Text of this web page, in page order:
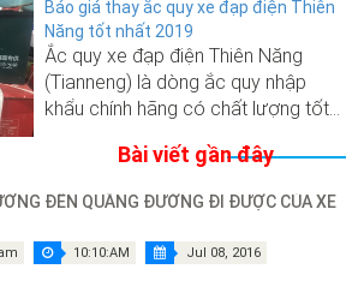
Báo giá thay ắc quy xe đạp điện Thiên
Năng tốt nhất 2019
Ắc quy xe đạp điện Thiên Năng
(Tianneng) là dòng ắc quy nhập
khẩu chính hãng có chất lượng tốt...
Bài viết gần đây
ĐẾN QUÃNG ĐƯỜNG ĐI ĐƯỢC CỦA XE
10:10:AM Jul 08, 2016